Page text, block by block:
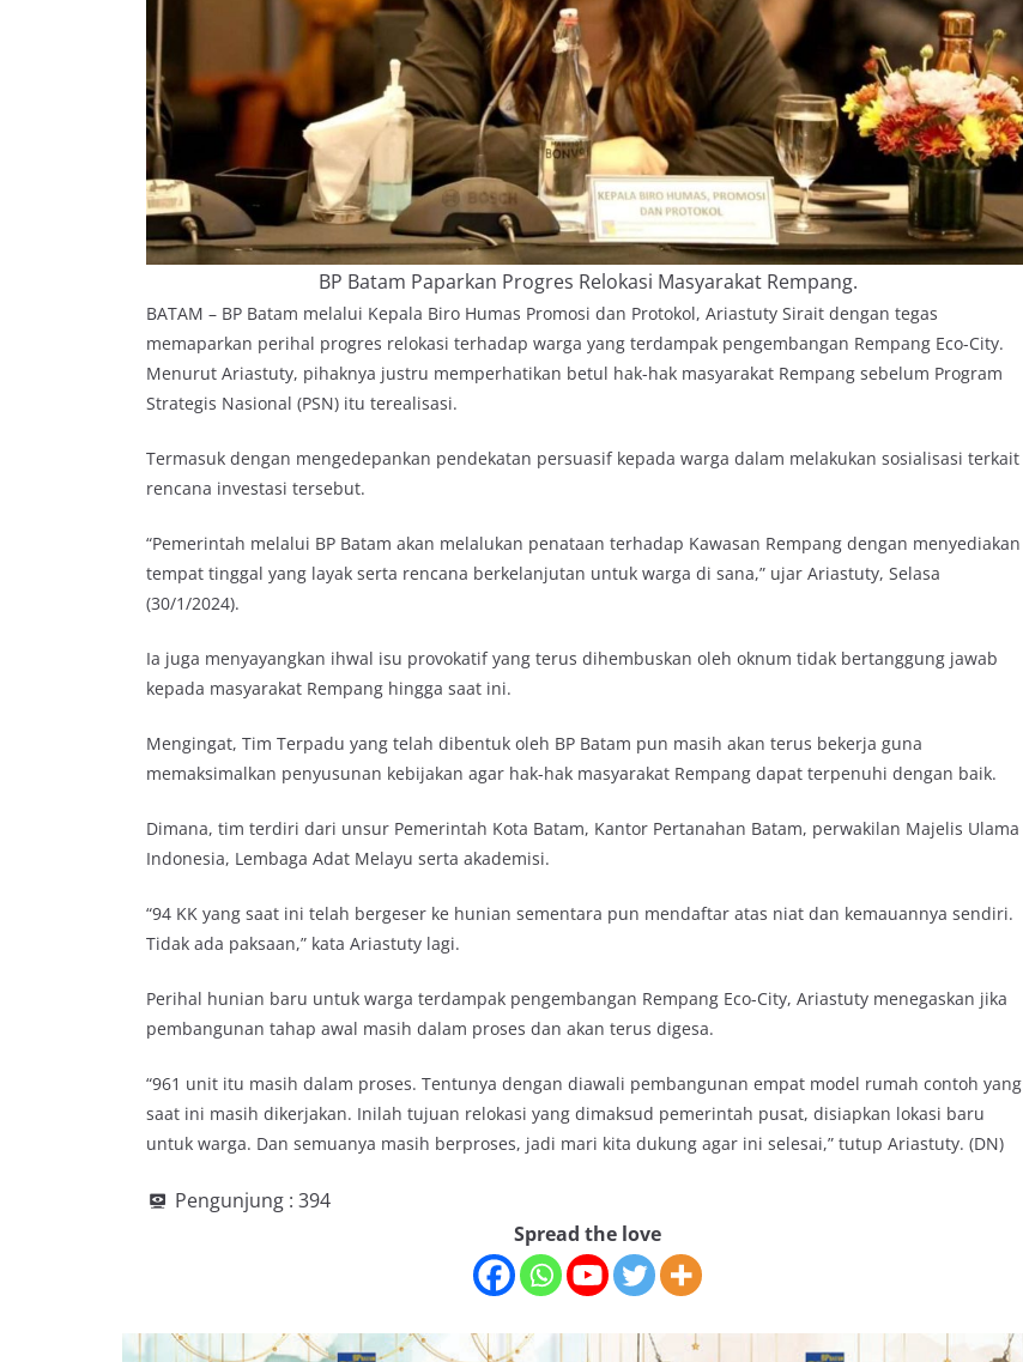
BP Batam Paparkan Progres Relokasi Masyarakat Rempang.
BATAM – BP Batam melalui Kepala Biro Humas Promosi dan Protokol, Ariastuty Sirait dengan tegas
memaparkan perihal progres relokasi terhadap warga yang terdampak pengembangan Rempang Eco-City.
Menurut Ariastuty, pihaknya justru memperhatikan betul hak-hak masyarakat Rempang sebelum Program
Strategis Nasional (PSN) itu terealisasi.
Termasuk dengan mengedepankan pendekatan persuasif kepada warga dalam melakukan sosialisasi terkait
rencana investasi tersebut.
“Pemerintah melalui BP Batam akan melalukan penataan terhadap Kawasan Rempang dengan menyediakan
tempat tinggal yang layak serta rencana berkelanjutan untuk warga di sana,” ujar Ariastuty, Selasa
(30/1/2024).
Ia juga menyayangkan ihwal isu provokatif yang terus dihembuskan oleh oknum tidak bertanggung jawab
kepada masyarakat Rempang hingga saat ini.
Mengingat, Tim Terpadu yang telah dibentuk oleh BP Batam pun masih akan terus bekerja guna
memaksimalkan penyusunan kebijakan agar hak-hak masyarakat Rempang dapat terpenuhi dengan baik.
Dimana, tim terdiri dari unsur Pemerintah Kota Batam, Kantor Pertanahan Batam, perwakilan Majelis Ulama
Indonesia, Lembaga Adat Melayu serta akademisi.
“94 KK yang saat ini telah bergeser ke hunian sementara pun mendaftar atas niat dan kemauannya sendiri.
Tidak ada paksaan,” kata Ariastuty lagi.
Perihal hunian baru untuk warga terdampak pengembangan Rempang Eco-City, Ariastuty menegaskan jika
pembangunan tahap awal masih dalam proses dan akan terus digesa.
“961 unit itu masih dalam proses. Tentunya dengan diawali pembangunan empat model rumah contoh yang
saat ini masih dikerjakan. Inilah tujuan relokasi yang dimaksud pemerintah pusat, disiapkan lokasi baru
untuk warga. Dan semuanya masih berproses, jadi mari kita dukung agar ini selesai,” tutup Ariastuty. (DN)
Pengunjung : 394
Spread the love